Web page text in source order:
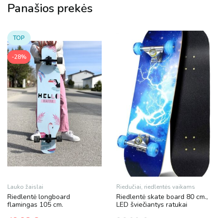
Panašios prekės
TOP
-28%
Lauko žaislai
Riedlentė longboard
flamingas 105 cm.
Riedučiai, riedlentės vaikams
Riedlentė skate board 80 cm.,
LED šviečiantys ratukai